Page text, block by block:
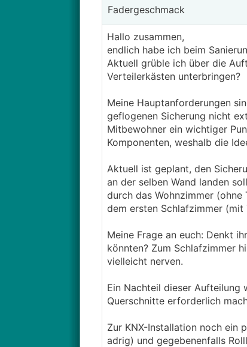
Fadergeschmack
Hallo zusammen,
endlich habe ich beim
Aktuell grüble ich über die
Verteilerkästen unterbringen?
Meine Hauptanforderungen
geflogenen Sicherung nicht
Mitbewohner ein wichtiger
Komponenten, weshalb die
Aktuell ist geplant, den
an der selben Wand landen
durch das Wohnzimmer
dem ersten Schlafzimmer
Meine Frage an euch: Denkt
könnten? Zum Schlafzimmer
vielleicht nerven.
Ein Nachteil dieser Aufteilung
Querschnitte erforderlich
Zur KNX-Installation noch ein
adrig) und gegebenenfalls